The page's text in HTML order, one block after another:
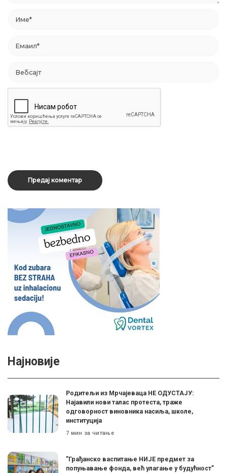
Најновије
Родитељи из Мрчајеваца НЕ ОДУСТАЈУ:
Најавили нови талас протеста, траже
одговорност виновника насиља, школе,
институција
7 мин за читање
”Грађанско васпитање НИЈЕ предмет за
попуњавање фонда, већ улагање у будућност”